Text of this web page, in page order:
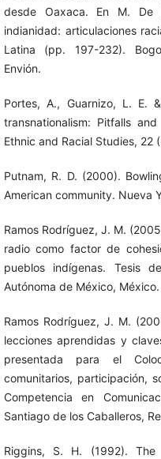
desde Oaxaca. En M. De
indianidad: articulaciones
Latina (pp. 197-232).
Envión.
Portes, A., Guarnizo, L. E.
transnationalism: Pitfalls
Ethnic and Racial Studies, 22
Putnam, R. D. (2000).
American community. Nueva
Ramos Rodríguez, J. M.
radio como factor de
pueblos indígenas. Tesis
Autónoma de México, México.
Ramos Rodríguez, J. M.
lecciones aprendidas y
presentada para el
comunitarios, participación,
Competencia en
Santiago de los Caballeros,
Riggins, S. H. (1992). The